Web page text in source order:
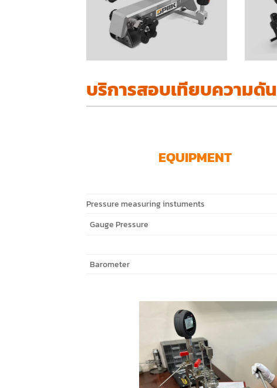
บริการสอบเทียบความดัน
EQUIPMENT
Pressure measuring instuments
Gauge Pressure
Barometer